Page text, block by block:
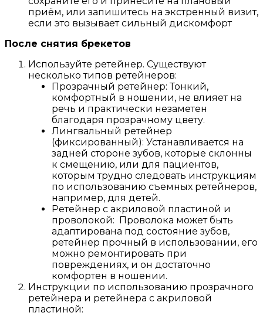
приём, или запишитесь на экстренный визит,
если это вызывает сильный дискомфорт
После снятия брекетов
Используйте ретейнер. Существуют
несколько типов ретейнеров:
Прозрачный ретейнер: Тонкий,
комфортный в ношении, не влияет на
речь и практически незаметен
благодаря прозрачному цвету.
Лингвальный ретейнер
(фиксированный): Устанавливается на
задней стороне зубов, которые склонны
к смещению, или для пациентов,
которым трудно следовать инструкциям
по использованию съемных ретейнеров,
например, для детей.
Ретейнер с акриловой пластиной и
проволокой: Проволока может быть
адаптирована под состояние зубов,
ретейнер прочный в использовании, его
можно ремонтировать при
повреждениях, и он достаточно
комфортен в ношении.
Инструкции по использованию прозрачного
ретейнера и ретейнера с акриловой
пластиной: